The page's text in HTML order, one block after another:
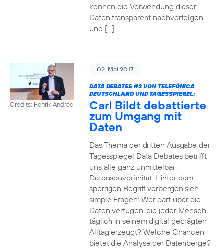
können die Verwendung dieser
Daten transparent nachverfolgen
und […]
Credits: Henrik Andree
02. Mai 2017
DATA DEBATES #3VON TELEFÓNICA
DEUTSCHLAND UND TAGESSPIEGEL:
Carl Bildt debattierte
zum Umgang mit
Daten
Das Thema der dritten Ausgabe der
Tagesspiegel Data Debates betrifft
uns alle ganz unmittelbar:
Datensouveränität. Hinter dem
sperrigen Begriff verbergen sich
simple Fragen: Wer darf über die
Daten verfügen, die jeder Mensch
täglich in seinem digital geprägten
Alltag erzeugt? Welche Chancen
bietet die Analyse der Datenberge?